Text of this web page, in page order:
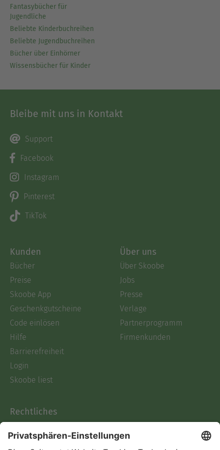
Fantasybücher für
Jugendliche
Beliebte Kinderbuchreihen
Beliebte Jugendbuchreihen
Bücher über Einhörner
Wissensbücher für Kinder
Bleibe mit uns in Kontakt
Support
Facebook
Instagram
Pinterest
TikTok
Kunden
Bücher
Preise
Skoobe App
Geschenkgutscheine
Code einlösen
Hilfe
Barrierefreiheit
Login
Skoobe liest
Über uns
Über Skoobe
Jobs
Presse
Verlage
Partnerprogramm
Firmenkunden
Rechtliches
AGB